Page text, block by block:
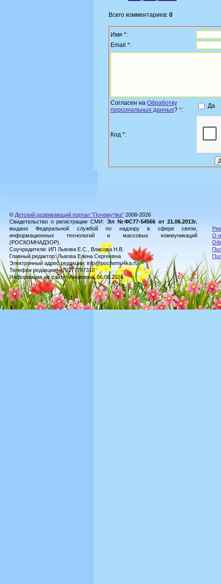
Всего комментариев: 0
Имя *:
Email *:
Согласен на Обработку
персональных данных? *:
Да
Код *:
© Детский развивающий портал "ПочемуЧка" 2008-2026
Свидетельство о регистрации СМИ: Эл №ФС77-54566 от 21.06.2013г.
выдано Федеральной службой по надзору в сфере связи,
информационных технологий и массовых коммуникаций
(РОСКОМНАДЗОР).
Соучредители: ИП Львова Е.С., Власова Н.В.
Главный редактор: Львова Елена Сергеевна
Электронный адрес редакции: info@pochemu4ka.ru
Телефон редакции: +79277797310
Информация на сайте обновлена: 06.08.2026
О